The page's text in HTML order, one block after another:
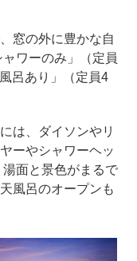
窓の外に豊かな自
ワーのみ」（定員
呂あり」（定員4
は、ダイソンやリ
ーやシャワーヘッ
面と景色がまるで
風呂のオープンも